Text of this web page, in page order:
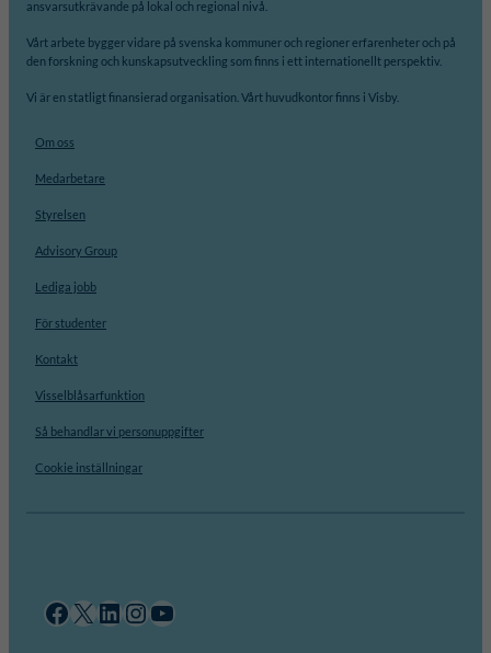
ansvarsutkrävande på lokal och regional nivå.
Vårt arbete bygger vidare på svenska kommuner och regioner erfarenheter och på
den forskning och kunskapsutveckling som finns i ett internationellt perspektiv.
Vi är en statligt finansierad organisation. Vårt huvudkontor finns i Visby.
Om oss
Medarbetare
Styrelsen
Advisory Group
Lediga jobb
För studenter
Kontakt
Visselblåsarfunktion
Så behandlar vi personuppgifter
Cookie inställningar
Facebook X LinkedIn InstagramYouTube